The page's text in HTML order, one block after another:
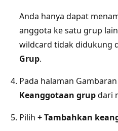
Anda hanya dapat
anggota ke satu grup
wildcard tidak didukung
Grup.
Pada halaman
Keanggotaan grupdari
Pilih + Tambahkan